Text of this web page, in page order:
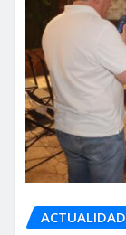
ACTUALIDAD